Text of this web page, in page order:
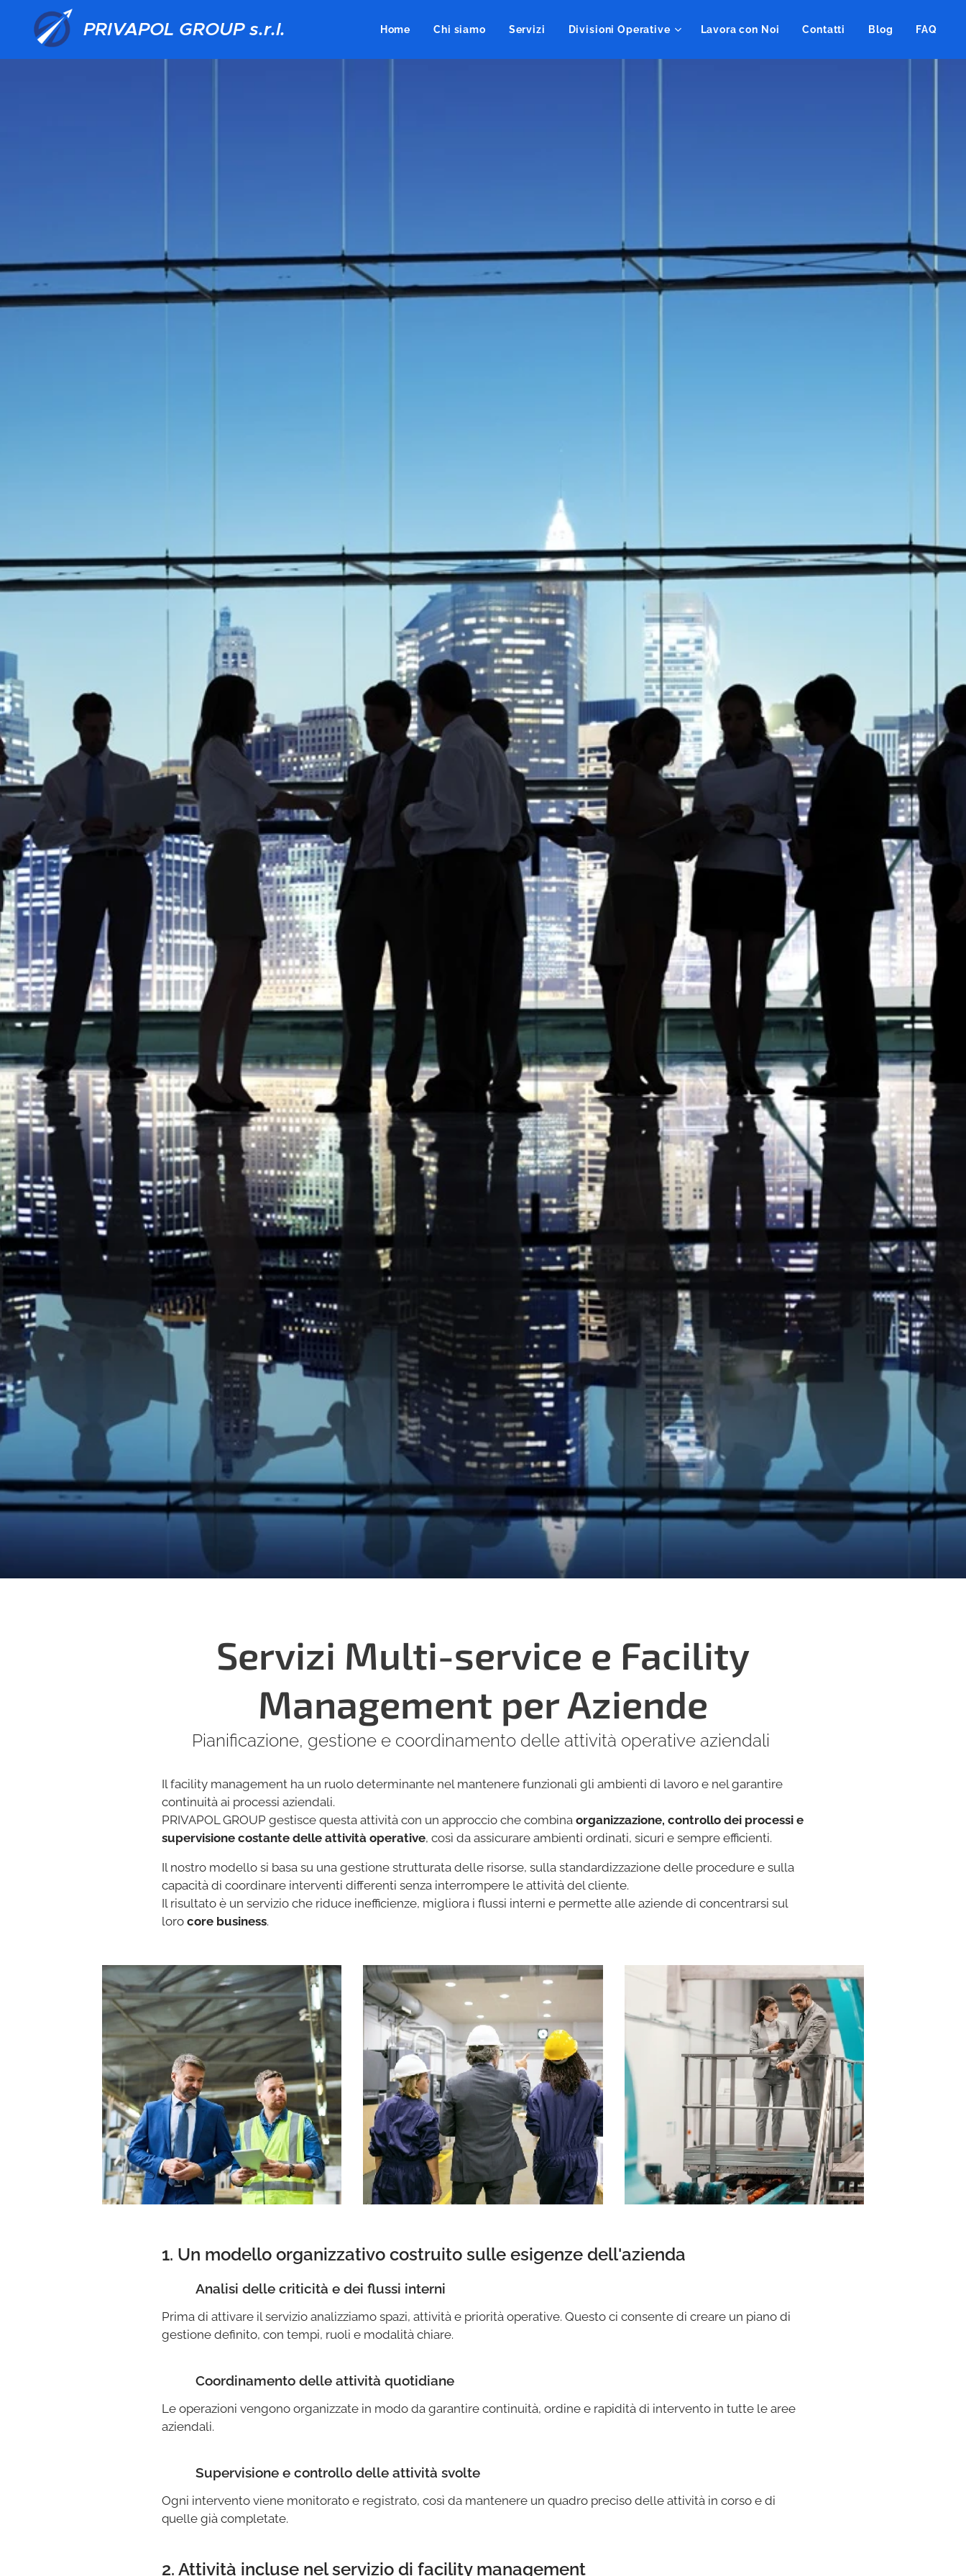
PRIVAPOL GROUP s.r.l. Home Chi siamo Servizi Divisioni Operative Lavora con Noi Contatti Blog FAQ
Servizi Multi-service e Facility
Management per Aziende
Pianificazione, gestione e coordinamento delle attività operative aziendali
Il facility management ha un ruolo determinante nel mantenere funzionali gli ambienti di lavoro e nel garantire
continuità ai processi aziendali.
PRIVAPOL GROUP gestisce questa attività con un approccio che combina organizzazione, controllo dei processi e
supervisione costante delle attività operative, così da assicurare ambienti ordinati, sicuri e sempre efficienti.
Il nostro modello si basa su una gestione strutturata delle risorse, sulla standardizzazione delle procedure e sulla
capacità di coordinare interventi differenti senza interrompere le attività del cliente.
Il risultato è un servizio che riduce inefficienze, migliora i flussi interni e permette alle aziende di concentrarsi sul
loro core business.
1. Un modello organizzativo costruito sulle esigenze dell'azienda
Analisi delle criticità e dei flussi interni
Prima di attivare il servizio analizziamo spazi, attività e priorità operative. Questo ci consente di creare un piano di
gestione definito, con tempi, ruoli e modalità chiare.
Coordinamento delle attività quotidiane
Le operazioni vengono organizzate in modo da garantire continuità, ordine e rapidità di intervento in tutte le aree
aziendali.
Supervisione e controllo delle attività svolte
Ogni intervento viene monitorato e registrato, così da mantenere un quadro preciso delle attività in corso e di
quelle già completate.
2. Attività incluse nel servizio di facility management